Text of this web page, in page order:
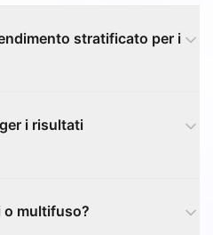
stratificato per i
i risultati
o multifuso?